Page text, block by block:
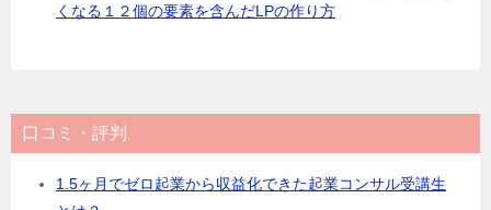
くなる１２個の要素を含んだLPの作り方
口コミ・評判
1.5ヶ月でゼロ起業から収益化できた起業コンサル受講生